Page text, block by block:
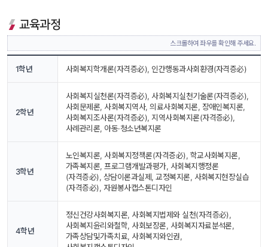
교육과정
스크롤하여 좌우를 확인해 주세요.
1학년 사회복지학개론(자격증必), 인간행동과사회환경(자격증必)
2학년
사회복지실천론(자격증必), 사회복지실천기술론(자격증必),
사회문제론, 사회복지역사, 의료사회복지론, 장애인복지론,
사회복지조사론(자격증必), 지역사회복지론(자격증必),
사례관리론, 아동·청소년복지론
3학년
노인복지론, 사회복지정책론(자격증必), 학교사회복지론,
가족복지론, 프로그램개발과평가, 사회복지행정론
(자격증必), 상담이론과실제, 교정복지론, 사회복지현장실습
(자격증必), 자원봉사캡스톤디자인
4학년
정신건강사회복지론, 사회복지법제와 실천(자격증必),
사회복지윤리와철학, 사회보장론, 사회복지자료분석론,
가족상담및가족치료, 사회복지와인권,